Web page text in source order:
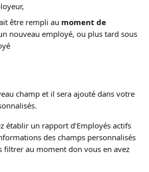
être rempli au moment de
nouveau employé, ou plus tard sous
champ et il sera ajouté dans votre
établir un rapport d’Employés actifs
des champs personnalisés
filtrer au moment don vous en avez